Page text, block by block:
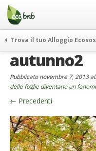
Menu
Salta
contenuto
Offerte Speciali
Regali
FAQ
Chi Siamo
Partner
Contatti
Trova il tuo Alloggio
weekend green
curiosità
vivere e viaggiare verde
news ed eventi
ecohotel
rassegna stampa
autunno2
Pubblicatonovembre 7, 2013
delle foglie diventano un
← Precedenti